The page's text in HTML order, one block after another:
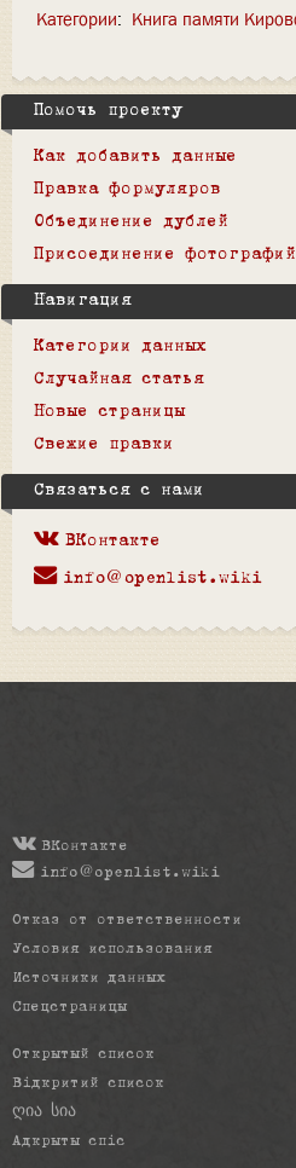
Категории: Книга памяти
Помочь проекту
Как добавить данные
Правка формуляров
Объединение дублей
Присоединение фотографий
Навигация
Категории данных
Случайная статья
Новые страницы
Свежие правки
Связаться с нами
ВКонтакте
info@openlist.wiki
ВКонтакте
info@openlist.wiki
Отказ от ответственности
Условия использования
Источники данных
Спецстраницы
Открытый список
Відкритий список
ღია სია
Адкрыты спіс